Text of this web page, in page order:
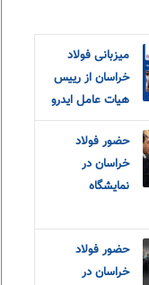
میزبانی فولاد
خراسان از رییس
هیات عامل ایدرو
حضور فولاد
خراسان در
نمایشگاه
حضور فولاد
خراسان در